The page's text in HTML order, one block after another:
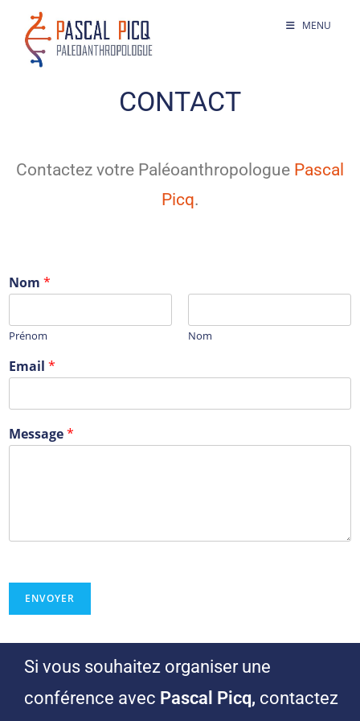
MENU
CONTACT
Contactez votre Paléoanthropologue Pascal
Picq.
Nom *
Prénom Nom
Email *
Message*
ENVOYER
Si vous souhaitez organiser une
conférence avec Pascal Picq, contactez